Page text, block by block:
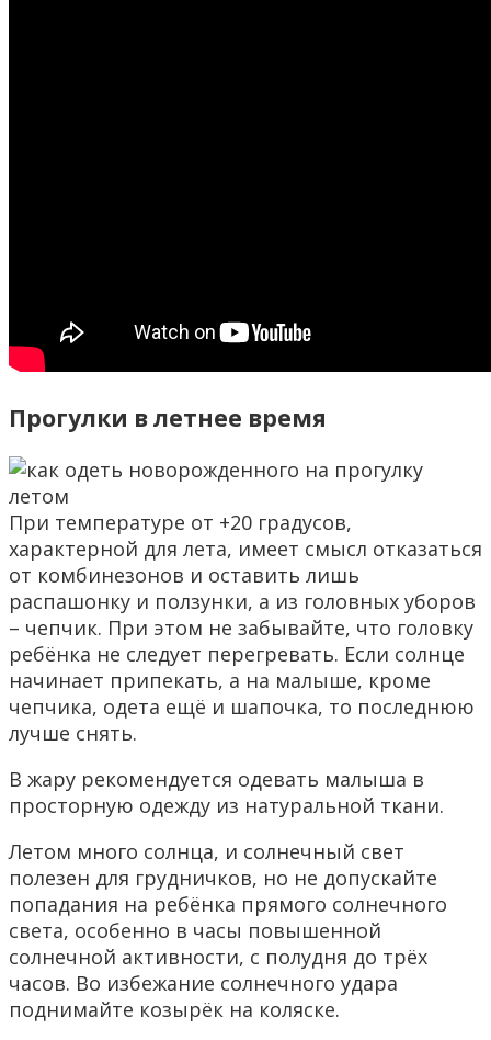
Прогулки в летнее время
При температуре от +20 градусов,
характерной для лета, имеет смысл отказаться
от комбинезонов и оставить лишь
распашонку и ползунки, а из головных уборов
– чепчик. При этом не забывайте, что головку
ребёнка не следует перегревать. Если солнце
начинает припекать, а на малыше, кроме
чепчика, одета ещё и шапочка, то последнюю
лучше снять.
В жару рекомендуется одевать малыша в
просторную одежду из натуральной ткани.
Летом много солнца, и солнечный свет
полезен для грудничков, но не допускайте
попадания на ребёнка прямого солнечного
света, особенно в часы повышенной
солнечной активности, с полудня до трёх
часов. Во избежание солнечного удара
поднимайте козырёк на коляске.